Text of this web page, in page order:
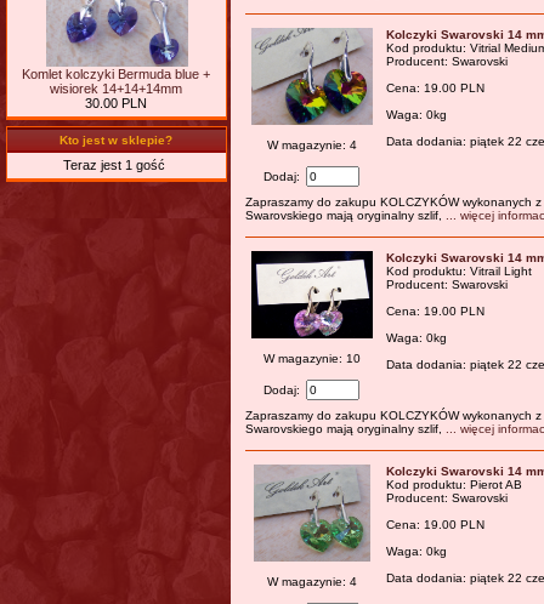
Komlet kolczyki Bermuda blue +
wisiorek 14+14+14mm
30.00 PLN
Kto jest w sklepie?
Teraz jest 1 gość
W magazynie: 4
Dodaj:
Kolczyki Swarovski 14
Kod produktu: Vitrial
Producent: Swarovski
Cena: 19.00 PLN
Waga: 0kg
Data dodania: piątek 22
Zapraszamy do zakupu KOLCZYKÓW wykonanych
Swarovskiego mają oryginalny szlif,
... więcej
W magazynie: 10
Dodaj:
Kolczyki Swarovski 14
Kod produktu: Vitrail Light
Producent: Swarovski
Cena: 19.00 PLN
Waga: 0kg
Data dodania: piątek 22
Zapraszamy do zakupu KOLCZYKÓW wykonanych
Swarovskiego mają oryginalny szlif,
... więcej
W magazynie: 4
Kolczyki Swarovski 14
Kod produktu: Pierot AB
Producent: Swarovski
Cena: 19.00 PLN
Waga: 0kg
Data dodania: piątek 22